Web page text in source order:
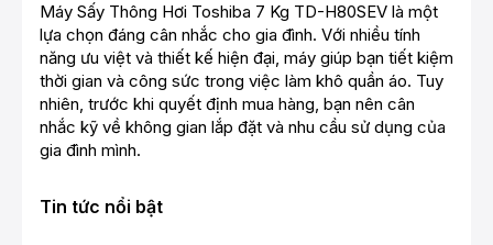
Máy Sấy Thông Hơi Toshiba 7 Kg TD-H80SEV là một
lựa chọn đáng cân nhắc cho gia đình. Với nhiều tính
năng ưu việt và thiết kế hiện đại, máy giúp bạn tiết kiệm
thời gian và công sức trong việc làm khô quần áo. Tuy
nhiên, trước khi quyết định mua hàng, bạn nên cân
nhắc kỹ về không gian lắp đặt và nhu cầu sử dụng của
gia đình mình.
Tin tức nổi bật